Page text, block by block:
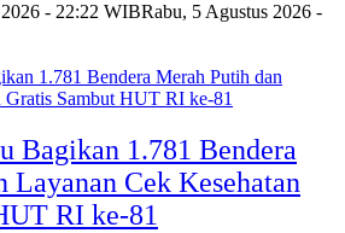
- 22:22 WIBRabu, 5 Agustus 2026 -
Bagikan 1.781 Bendera
Layanan Cek Kesehatan
RI ke-81